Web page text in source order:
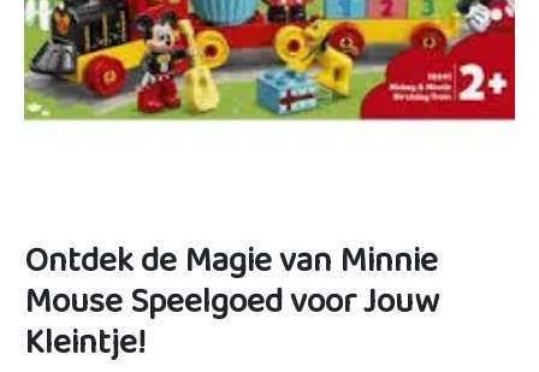
Ontdek de Magie van Minnie
Mouse Speelgoed voor Jouw
Kleintje!